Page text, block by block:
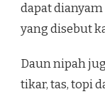
dapat
yang disebut
Daun nipah
tikar, tas, topi